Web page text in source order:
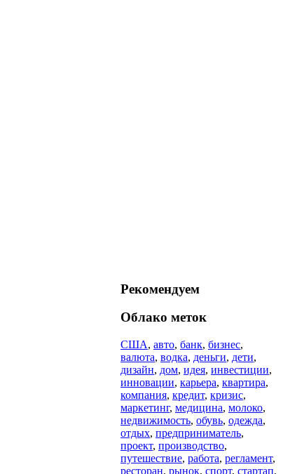
Рекомендуем
Облако меток
США, авто, банк, бизнес,
валюта, водка, деньги, дети,
дизайн, дом, идея, инвестиции,
инновации, карьера, квартира,
компания, кредит, кризис,
маркетинг, медицина, молоко,
недвижимость, обувь, одежда,
отдых, предприниматель,
проект, производство,
путешествие, работа, регламент,
ресторан, рынок, спорт, стартап,